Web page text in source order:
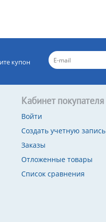
купон
Кабинет покупателя
Войти
Создать учетную запись
Заказы
Отложенные товары
Список сравнения